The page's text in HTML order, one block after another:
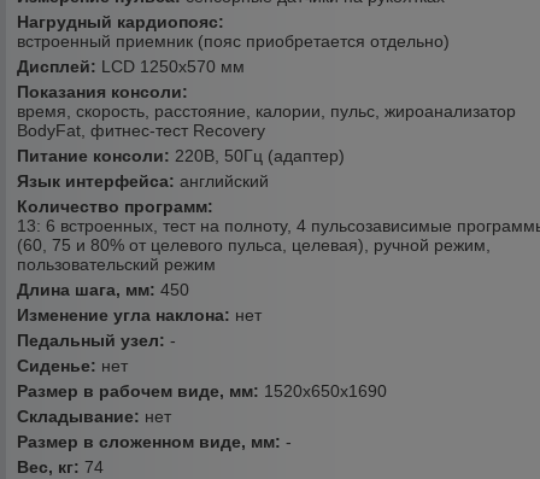
Нагрудный кардиопояс:
встроенный приемник (пояс приобретается отдельно)
Дисплей: LCD 1250х570 мм
Показания консоли:
время, скорость, расстояние, калории, пульс, жироанализатор
BodyFat, фитнес-тест Recovery
Питание консоли: 220В, 50Гц (адаптер)
Язык интерфейса:английский
Количество программ:
13: 6 встроенных, тест на полноту, 4 пульсозависимые
(60, 75 и 80% от целевого пульса, целевая), ручной режим,
пользовательский режим
Длина шага, мм:450
Изменение угла наклона: нет
Педальный узел:-
Сиденье: нет
Размер в рабочем виде, мм: 1520х650х1690
Складывание: нет
Размер в сложенном виде, мм:-
Вес, кг:74